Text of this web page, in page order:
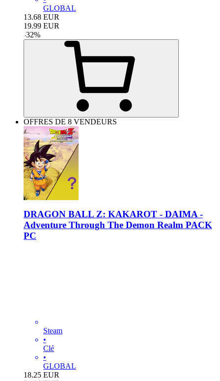
GLOBAL
13.68 EUR
19.99 EUR
-32%
OFFRES DE 8 VENDEURS
DRAGON BALL Z: KAKAROT - DAIMA -
Adventure Through The Demon Realm PACK
PC
Steam
•
Clé
•
GLOBAL
18.25 EUR